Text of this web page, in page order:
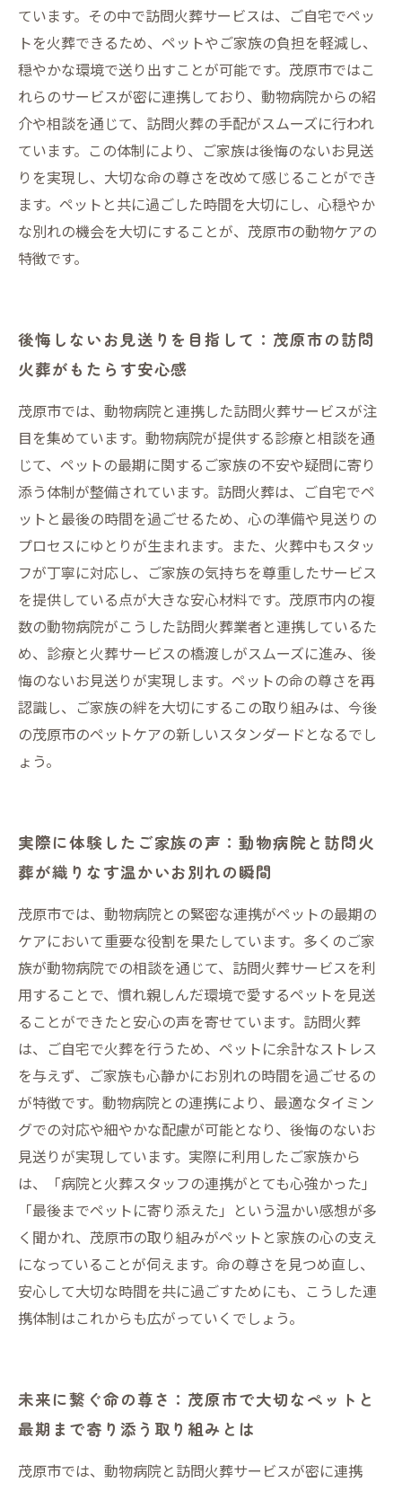
ています。その中で訪問火葬サービスは、ご自宅でペッ
トを火葬できるため、ペットやご家族の負担を軽減し、
穏やかな環境で送り出すことが可能です。茂原市ではこ
れらのサービスが密に連携しており、動物病院からの紹
介や相談を通じて、訪問火葬の手配がスムーズに行われ
ています。この体制により、ご家族は後悔のないお見送
りを実現し、大切な命の尊さを改めて感じることができ
ます。ペットと共に過ごした時間を大切にし、心穏やか
な別れの機会を大切にすることが、茂原市の動物ケアの
特徴です。
後悔しないお見送りを目指して：茂原市の訪問
火葬がもたらす安心感
茂原市では、動物病院と連携した訪問火葬サービスが注
目を集めています。動物病院が提供する診療と相談を通
じて、ペットの最期に関するご家族の不安や疑問に寄り
添う体制が整備されています。訪問火葬は、ご自宅でペ
ットと最後の時間を過ごせるため、心の準備や見送りの
プロセスにゆとりが生まれます。また、火葬中もスタッ
フが丁寧に対応し、ご家族の気持ちを尊重したサービス
を提供している点が大きな安心材料です。茂原市内の複
数の動物病院がこうした訪問火葬業者と連携しているた
め、診療と火葬サービスの橋渡しがスムーズに進み、後
悔のないお見送りが実現します。ペットの命の尊さを再
認識し、ご家族の絆を大切にするこの取り組みは、今後
の茂原市のペットケアの新しいスタンダードとなるでし
ょう。
実際に体験したご家族の声：動物病院と訪問火
葬が織りなす温かいお別れの瞬間
茂原市では、動物病院との緊密な連携がペットの最期の
ケアにおいて重要な役割を果たしています。多くのご家
族が動物病院での相談を通じて、訪問火葬サービスを利
用することで、慣れ親しんだ環境で愛するペットを見送
ることができたと安心の声を寄せています。訪問火葬
は、ご自宅で火葬を行うため、ペットに余計なストレス
を与えず、ご家族も心静かにお別れの時間を過ごせるの
が特徴です。動物病院との連携により、最適なタイミン
グでの対応や細やかな配慮が可能となり、後悔のないお
見送りが実現しています。実際に利用したご家族から
は、「病院と火葬スタッフの連携がとても心強かった」
「最後までペットに寄り添えた」という温かい感想が多
く聞かれ、茂原市の取り組みがペットと家族の心の支え
になっていることが伺えます。命の尊さを見つめ直し、
安心して大切な時間を共に過ごすためにも、こうした連
携体制はこれからも広がっていくでしょう。
未来に繋ぐ命の尊さ：茂原市で大切なペットと
最期まで寄り添う取り組みとは
茂原市では、動物病院と訪問火葬サービスが密に連携